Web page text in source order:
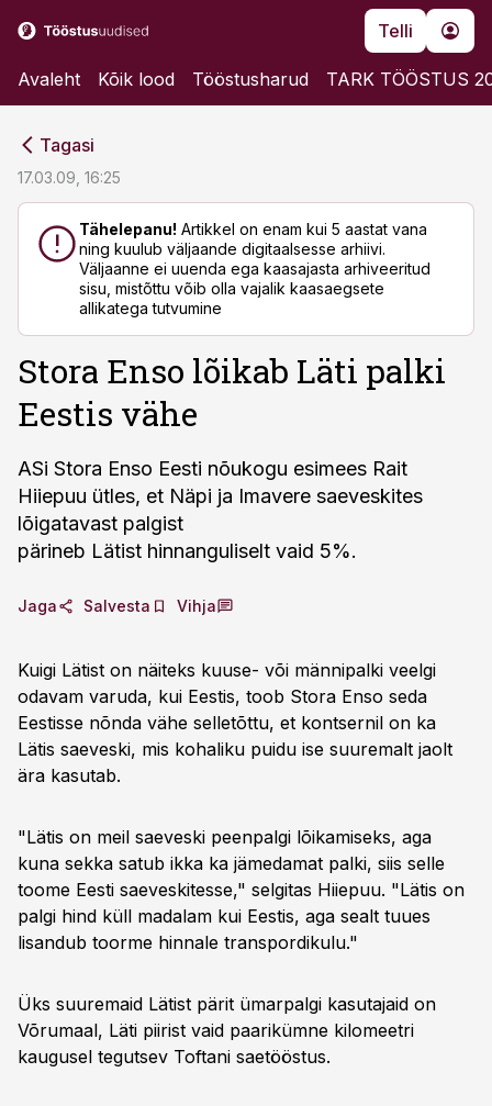
Telli
Avaleht Kõik lood Tööstusharud TARK TÖÖSTUS
Tagasi
17.03.09, 16:25
Tähelepanu! Artikkel on enam kui 5 aastat vana
ning kuulub väljaande digitaalsesse arhiivi.
Väljaanne ei uuenda ega kaasajasta arhiveeritud
sisu, mistõttu võib olla vajalik kaasaegsete
allikatega tutvumine
Stora Enso lõikab Läti palki
Eestis vähe
ASi Stora Enso Eesti nõukogu esimees Rait
Hiiepuu ütles, et Näpi ja Imavere saeveskites
lõigatavast palgist
pärineb Lätist hinnanguliselt vaid 5%.
Jaga Salvesta Vihja
Kuigi Lätist on näiteks kuuse- või männipalki veelgi
odavam varuda, kui Eestis, toob Stora Enso seda
Eestisse nõnda vähe selletõttu, et kontsernil on ka
Lätis saeveski, mis kohaliku puidu ise suuremalt jaolt
ära kasutab.
"Lätis on meil saeveski peenpalgi lõikamiseks, aga
kuna sekka satub ikka ka jämedamat palki, siis selle
toome Eesti saeveskitesse," selgitas Hiiepuu. "Lätis on
palgi hind küll madalam kui Eestis, aga sealt tuues
lisandub toorme hinnale transpordikulu."
Üks suuremaid Lätist pärit ümarpalgi kasutajaid on
Võrumaal, Läti piirist vaid paarikümne kilomeetri
kaugusel tegutsev Toftani saetööstus.